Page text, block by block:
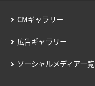
CMギャラリー
広告ギャラリー
ソーシャルメディア一覧